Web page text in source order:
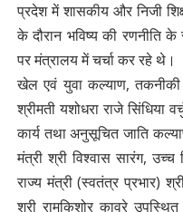
प्रदेश में शासकीय और निजी
के दौरान भविष्य की
पर मंत्रालय में चर्चा कर रहे थे।
खेल एवं युवा कल्याण, तकनीकी
श्रीमती यशोधरा राजे
कार्य तथा अनुसूचित जाति
मंत्री श्री विश्वास सारंग, उच्च
राज्य मंत्री (स्वतंत्र प्रभार)
श्री रामकिशोर कावरे